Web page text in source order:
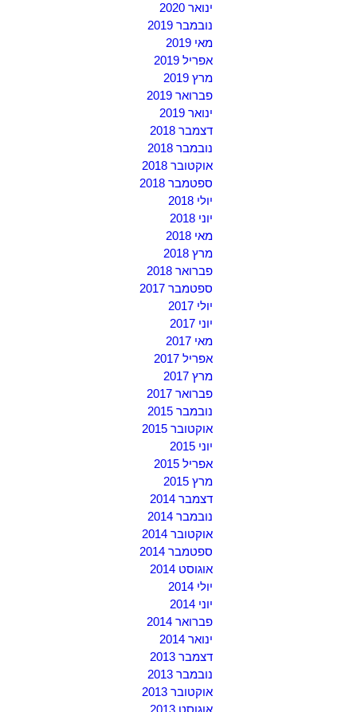
ינואר 2020
נובמבר 2019
מאי 2019
אפריל 2019
מרץ 2019
פברואר 2019
ינואר 2019
דצמבר 2018
נובמבר 2018
אוקטובר 2018
ספטמבר 2018
יולי 2018
יוני 2018
מאי 2018
מרץ 2018
פברואר 2018
ספטמבר 2017
יולי 2017
יוני 2017
מאי 2017
אפריל 2017
מרץ 2017
פברואר 2017
נובמבר 2015
אוקטובר 2015
יוני 2015
אפריל 2015
מרץ 2015
דצמבר 2014
נובמבר 2014
אוקטובר 2014
ספטמבר 2014
אוגוסט 2014
יולי 2014
יוני 2014
פברואר 2014
ינואר 2014
דצמבר 2013
נובמבר 2013
אוקטובר 2013